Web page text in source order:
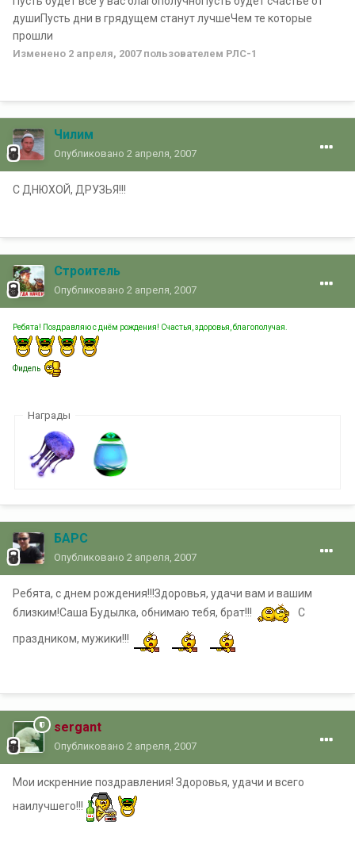
душиПусть дни в грядущем станут лучшеЧем те которые
прошли
Изменено 2 апреля, 2007пользователем РЛС-1
Чилим
Опубликовано 2 апреля, 2007
С ДНЮХОЙ, ДРУЗЬЯ!!!
Строитель
Опубликовано 2 апреля, 2007
Ребята! Поздравляю с днём рождения! Счастья, здоровья, благополучая.
Фидель
Награды
БАРС
Опубликовано 2 апреля, 2007
Ребята, с днем рождения!!!Здоровья, удачи вам и вашим
близким!Саша Будылка, обнимаю тебя, брат!!!
С
праздником, мужики!!!
sergant
Опубликовано 2 апреля, 2007
Мои искренние поздравления! Здоровья, удачи и всего
наилучшего!!!